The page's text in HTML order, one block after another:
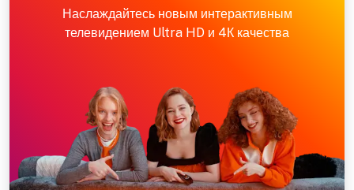
Наслаждайтесь новым интерактивным
телевидением Ultra HD и 4К качества